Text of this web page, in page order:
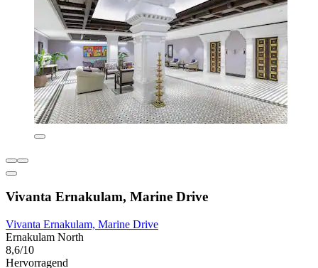
Vivanta Ernakulam, Marine Drive
Vivanta Ernakulam, Marine Drive
Ernakulam North
8,6/10
Hervorragend